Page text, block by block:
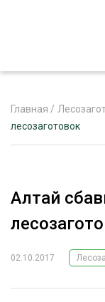
ЛЕСНОЕ
Главная /
лесозаготовок
Алтай
02.10.2017